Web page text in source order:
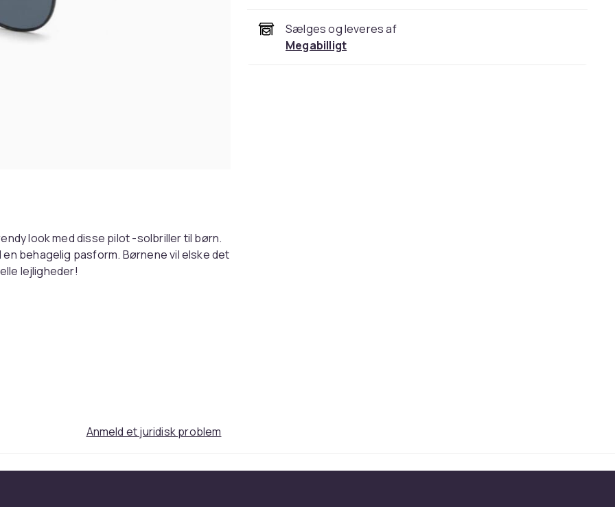
look med disse pilot -solbriller til børn.
behagelig pasform. Børnene vil elske det
lejligheder!
b70bd054-8957-489a-a9b8-9d77c49130f0
Sælges og leveres af
Megabilligt
Anmeld et juridisk problem